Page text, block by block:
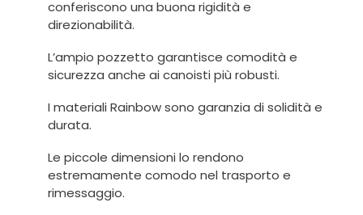
conferiscono una buona rigidità e
direzionabilità.
L’ampio pozzetto garantisce comodità e
sicurezza anche ai canoisti più robusti.
I materiali Rainbow sono garanzia di solidità e
durata.
Le piccole dimensioni lo rendono
estremamente comodo nel trasporto e
rimessaggio.